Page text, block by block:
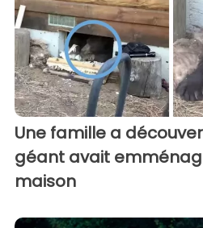
Une famille a
géant avait
maison